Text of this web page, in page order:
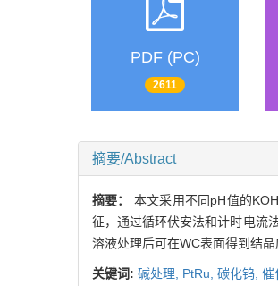
PDF (PC)
2611
摘要/Abstract
摘要： 本文采用不同pH值的
征，通过循环伏安法和计时电流
溶液处理后可在WC表面得到结
关键词: 碱处理, PtRu, 碳化钨, 催